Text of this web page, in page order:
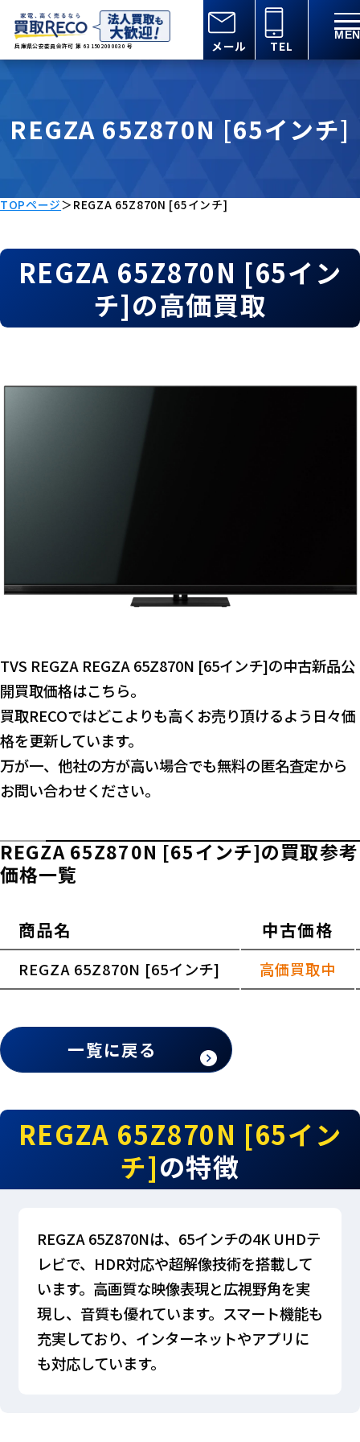
兵庫県公安委員会許可 第 631502000030 号 メール TEL
REGZA 65Z870N [65インチ]
TOPページ＞ REGZA 65Z870N [65インチ]
REGZA 65Z870N [65イン
チ]の高価買取
TVS REGZA REGZA 65Z870N [65インチ]の中古新品公
開買取価格はこちら。
買取RECOではどこよりも高くお売り頂けるよう日々価
格を更新しています。
万が一、他社の方が高い場合でも無料の匿名査定から
お問い合わせください。
REGZA 65Z870N [65インチ]の買取参考
価格一覧
商品名 中古価格
REGZA 65Z870N [65インチ] 高価買取中
一覧に戻る
REGZA 65Z870N [65イン
チ]の特徴
REGZA 65Z870Nは、65インチの4K UHDテ
レビで、HDR対応や超解像技術を搭載して
います。高画質な映像表現と広視野角を実
現し、音質も優れています。スマート機能も
充実しており、インターネットやアプリに
も対応しています。